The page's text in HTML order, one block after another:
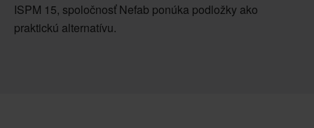
ISPM 15, spoločnosť Nefab ponúka podložky ako
praktickú alternatívu.